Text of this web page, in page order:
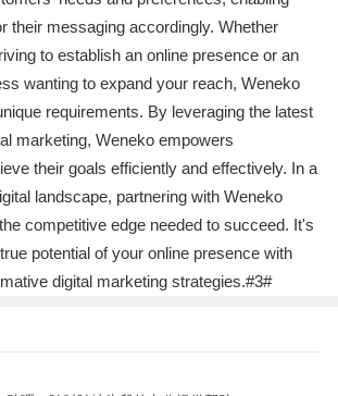
their messaging accordingly. Whether
to establish an online presence or an
wanting to expand your reach, Weneko
requirements. By leveraging the latest
marketing, Weneko empowers
their goals efficiently and effectively. In a
landscape, partnering with Weneko
competitive edge needed to succeed. It's
potential of your online presence with
digital marketing strategies.#3#